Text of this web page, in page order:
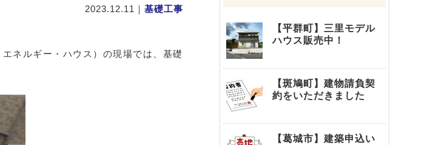
2023.12.11 ｜ 基礎工事
ネルギー・ハウス）の現場では、基礎
【平群町】三里モデル
ハウス販売中！
【斑鳩町】建物請負契
約をいただきました
【葛城市】建築申込い